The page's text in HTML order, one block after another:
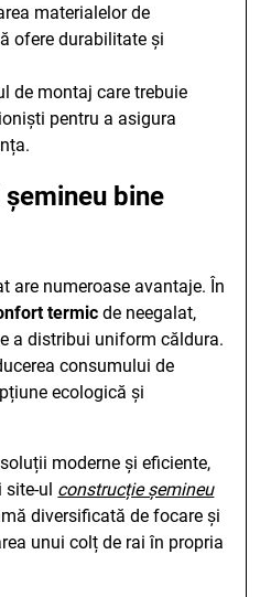
materialelor de
ofere durabilitate și
de montaj care trebuie
pentru a asigura
bine
are numeroase avantaje. În
termic de neegalat,
a distribui uniform căldura.
consumului de
ecologică și
moderne și eficiente,
site-ul construcție șemineu
diversificată de focare și
unui colț de rai în propria